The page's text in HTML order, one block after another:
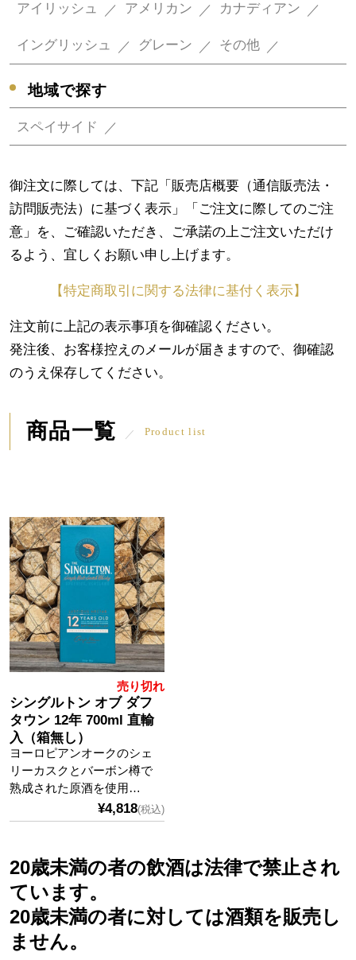
アイリッシュ アメリカン カナディアン
イングリッシュ グレーン その他
地域で探す
スペイサイド
御注文に際しては、下記「販売店概要（通信販売法・
訪問販売法）に基づく表示」「ご注文に際してのご注
意」を、ご確認いただき、ご承諾の上ご注文いただけ
るよう、宜しくお願い申し上げます。
【特定商取引に関する法律に基付く表示】
注文前に上記の表示事項を御確認ください。
発注後、お客様控えのメールが届きますので、御確認
のうえ保存してください。
商品一覧 Product list
売り切れ
シングルトン オブ ダフ
タウン 12年 700ml 直輸
入（箱無し）
ヨーロピアンオークのシェ
リーカスクとバーボン樽で
熟成された原酒を使用…
¥4,818(税込)
20歳未満の者の飲酒は法律で禁止され
ています。
20歳未満の者に対しては酒類を販売し
ません。